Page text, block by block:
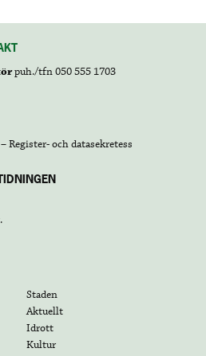
puh./tfn 050 555 1703
Register- och datasekretess
.
Staden
Aktuellt
Idrott
Kultur